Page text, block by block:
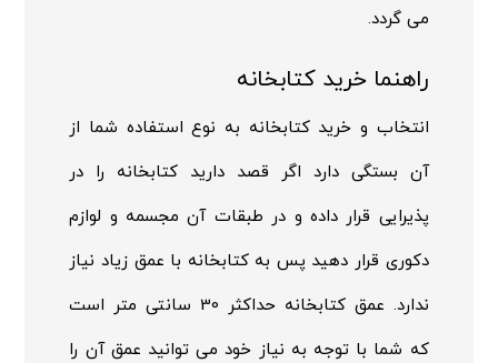
می گردد.
راهنما خرید کتابخانه
انتخاب و خرید کتابخانه به نوع استفاده شما از
آن بستگی دارد اگر قصد دارید کتابخانه را در
پذیرایی قرار داده و در طبقات آن مجسمه و لوازم
دکوری قرار دهید پس به کتابخانه با عمق زیاد نیاز
ندارد. عمق کتابخانه حداکثر 30 سانتی متر است
که شما با توجه به نیاز خود می توانید عمق آن را